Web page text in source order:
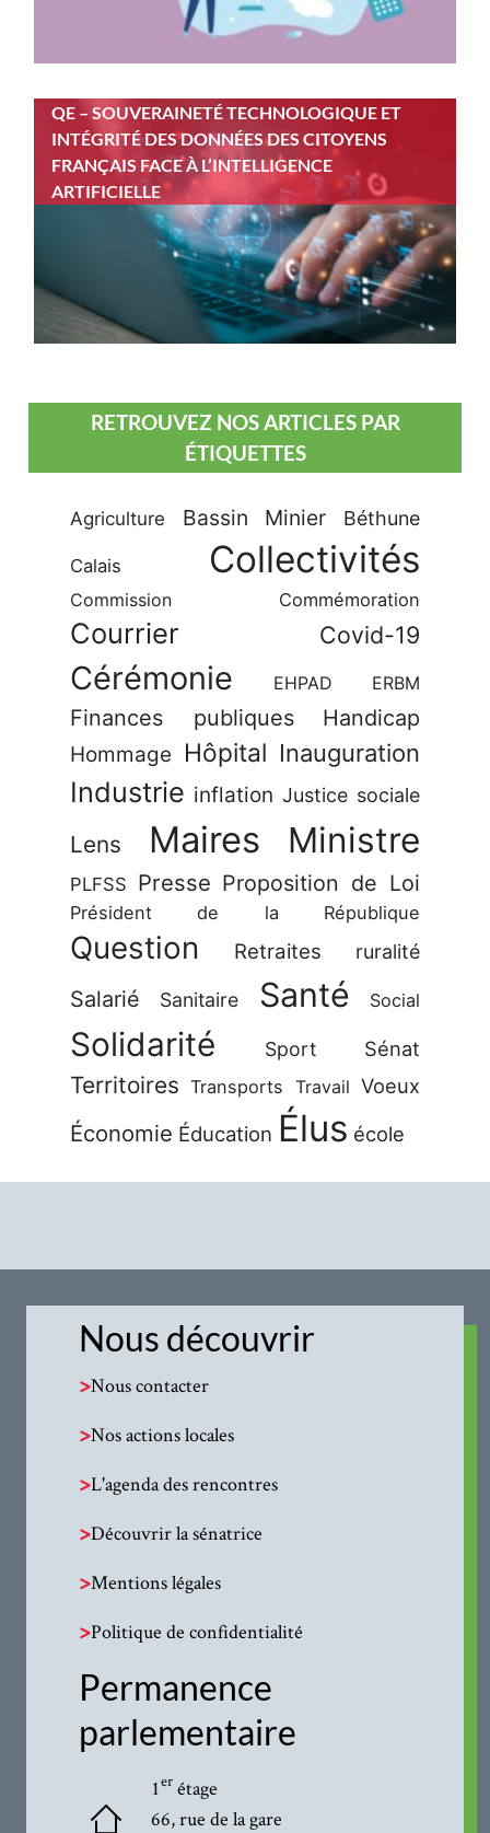
QE – SOUVERAINETÉ TECHNOLOGIQUE ET
INTÉGRITÉ DES DONNÉES DES CITOYENS
FRANÇAIS FACE À L’INTELLIGENCE
ARTIFICIELLE
RETROUVEZ NOS ARTICLES PAR
ÉTIQUETTES
Agriculture Bassin Minier Béthune
Calais Collectivités
Commission Commémoration
Courrier Covid-19
Cérémonie EHPAD ERBM
Finances publiques Handicap
Hommage Hôpital Inauguration
Industrie inflation Justice sociale
Lens Maires Ministre
PLFSS Presse Proposition de Loi
Président de la République
Question Retraites ruralité
Salarié Sanitaire Santé Social
Solidarité Sport Sénat
Territoires Transports Travail Voeux
Économie Éducation Élus école
Nous découvrir
>Nous contacter
>Nos actions locales
>L'agenda des rencontres
>Découvrir la sénatrice
>Mentions légales
>Politique de confidentialité
Permanence
parlementaire
1erétage
66, rue de la gare